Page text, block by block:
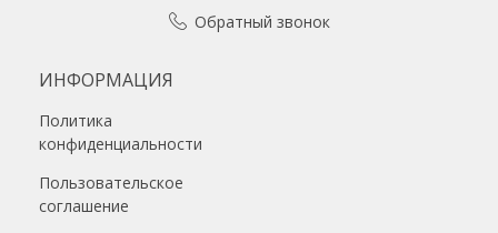
Обратный звонок
ИНФОРМАЦИЯ
Политика
конфиденциальности
Пользовательское
соглашение